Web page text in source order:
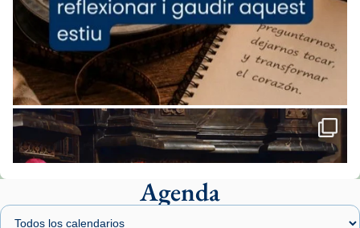
L’arquebisbe de Barcelona, el cardenal Joan
Josep Omella, ha presidit la missa i l’ha
concelebrat el bisbe auxiliar de Barcelona,
Mons. David Abadías.
📸 Dr. G. Simón
Foto
View on Facebook Share
Arquebisbat de Barcelona
1 week ago Agenda